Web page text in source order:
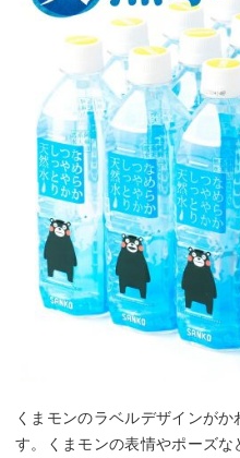
くまモンのラベルデザインが
す。くまモンの表情やポーズ